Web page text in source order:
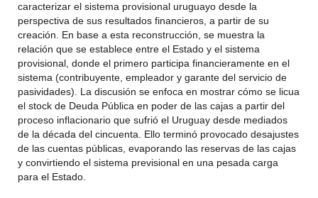
caracterizar el sistema provisional uruguayo desde la
perspectiva de sus resultados financieros, a partir de su
creación. En base a esta reconstrucción, se muestra la
relación que se establece entre el Estado y el sistema
provisional, donde el primero participa financieramente en el
sistema (contribuyente, empleador y garante del servicio de
pasividades). La discusión se enfoca en mostrar cómo se licua
el stock de Deuda Pública en poder de las cajas a partir del
proceso inflacionario que sufrió el Uruguay desde mediados
de la década del cincuenta. Ello terminó provocado desajustes
de las cuentas públicas, evaporando las reservas de las cajas
y convirtiendo el sistema previsional en una pesada carga
para el Estado.